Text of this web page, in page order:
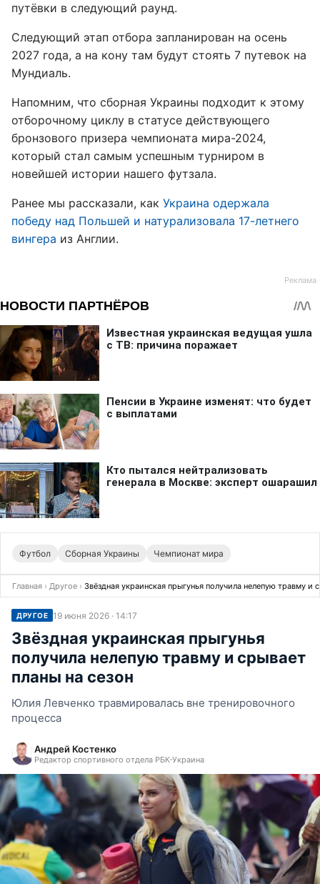
путёвки в следующий раунд.
Следующий этап отбора запланирован на осень
2027 года, а на кону там будут стоять 7 путевок на
Мундиаль.
Напомним, что сборная Украины подходит к этому
отборочному циклу в статусе действующего
бронзового призера чемпионата мира-2024,
который стал самым успешным турниром в
новейшей истории нашего футзала.
Ранее мы рассказали, как Украина одержала
победу над Польшей и натурализовала 17-летнего
вингера из Англии.
Футбол Сборная Украины Чемпионат мира
Главная › Другое › Звёздная украинская прыгунья получила нелепую травму и
ДРУГОЕ 19 июня 2026 · 14:17
Звёздная украинская прыгунья
получила нелепую травму и срывает
планы на сезон
Юлия Левченко травмировалась вне тренировочного
процесса
Андрей Костенко
Редактор спортивного отдела РБК-Украина